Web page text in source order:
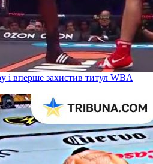
і вперше захистив титул WBA